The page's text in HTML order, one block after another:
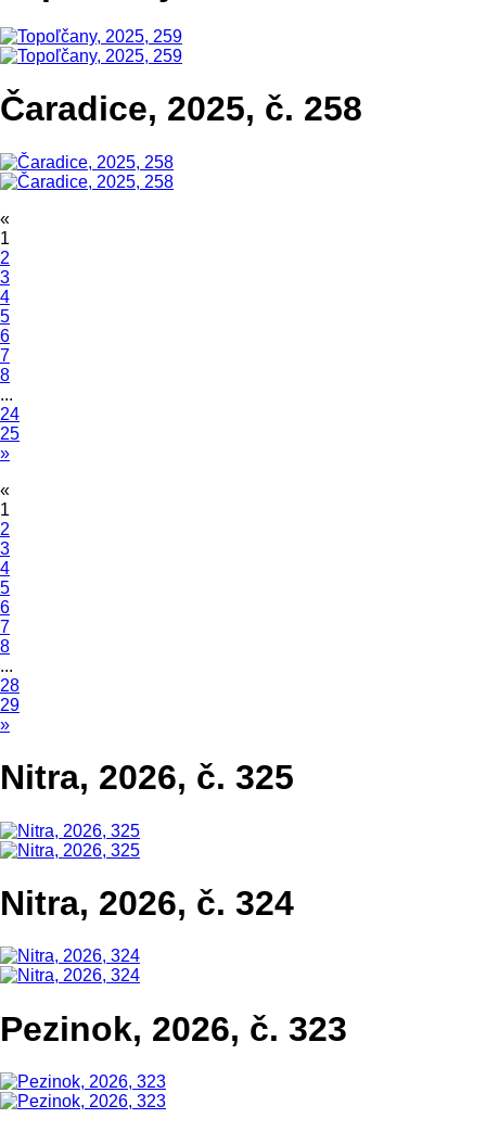
Čaradice, 2025, č. 258
«
1
2
3
4
5
6
7
8
...
24
25
»
«
1
2
3
4
5
6
7
8
...
28
29
»
Nitra, 2026, č. 325
Nitra, 2026, č. 324
Pezinok, 2026, č. 323